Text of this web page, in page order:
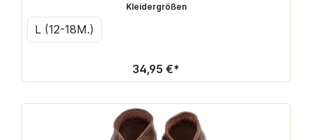
Kleidergrößen
L (12-18M.)
34,95 €*